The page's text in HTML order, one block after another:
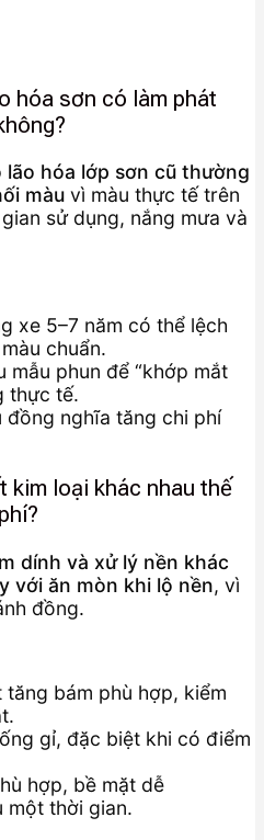
hóa sơn có làm phát
lão hóa lớp sơn cũ thường
màu vì màu thực tế trên
sử dụng, nắng mưa và
xe 5–7 năm có thể lệch
chuẩn.
mẫu phun để “khớp mắt
thực tế.
đồng nghĩa tăng chi phí
kim loại khác nhau thế
dính và xử lý nền khác
với ăn mòn khi lộ nền, vì
đồng.
tăng bám phù hợp, kiểm
gỉ, đặc biệt khi có điểm
hợp, bề mặt dễ
một thời gian.